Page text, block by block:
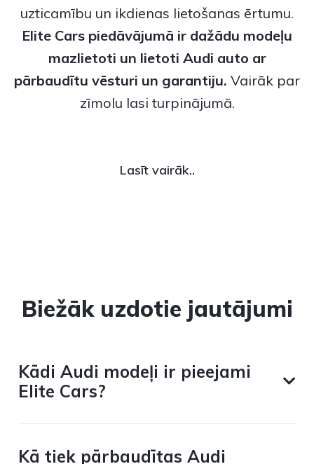
uzticamību un ikdienas lietošanas ērtumu.
Elite Cars piedāvājumā ir dažādu modeļu
mazlietoti un lietoti Audi auto ar
pārbaudītu vēsturi un garantiju. Vairāk par
zīmolu lasi turpinājumā.
Lasīt vairāk..
Biežāk uzdotie jautājumi
Kādi Audi modeļi ir pieejami
Elite Cars?
Kā tiek pārbaudītas Audi